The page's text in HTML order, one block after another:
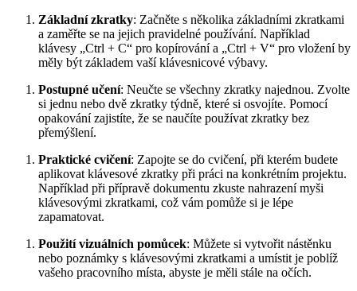
Základní zkratky: Začněte s několika základními zkratkami
a zaměřte se na jejich pravidelné používání. Například
klávesy „Ctrl + C“ pro kopírování a „Ctrl + V“ pro vložení by
měly být základem vaší klávesnicové výbavy.
Postupné učení: Neučte se všechny zkratky najednou. Zvolte
si jednu nebo dvě zkratky týdně, které si osvojíte. Pomocí
opakování zajistíte, že se naučíte používat zkratky bez
přemýšlení.
Praktické cvičení: Zapojte se do cvičení, při kterém budete
aplikovat klávesové zkratky při práci na konkrétním projektu.
Například při přípravě dokumentu zkuste nahrazení myši
klávesovými zkratkami, což vám pomůže si je lépe
zapamatovat.
Použití vizuálních pomůcek: Můžete si vytvořit nástěnku
nebo poznámky s klávesovými zkratkami a umístit je poblíž
vašeho pracovního místa, abyste je měli stále na očích.